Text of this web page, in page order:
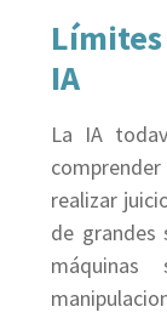
IA
La IA
realizar
de grandes